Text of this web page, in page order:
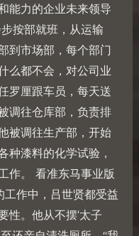
能力的企业未来领导
按部就班，从运输
到市场部，每个部门
么都不会，对公司业
罗厘跟车员，每天送
调往仓库部，负责排
被调往生产部，开始
种漆料的化学试验，
作。 看准东马事业版
作中，吕世贤都受益
性。他从不摆‘太子